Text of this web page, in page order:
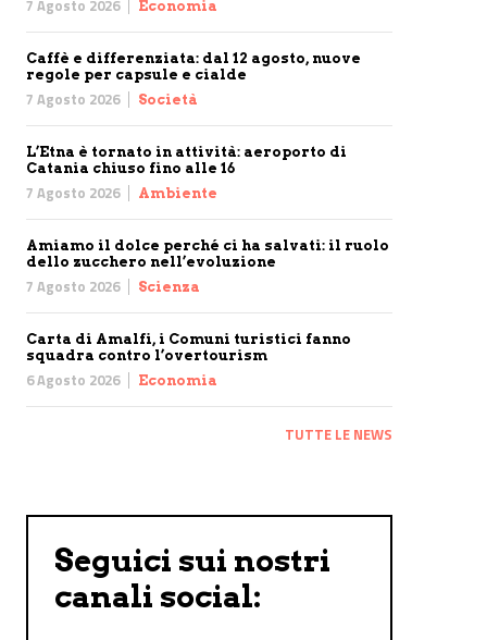
7 Agosto 2026 Economia
Caffè e differenziata: dal 12 agosto, nuove
regole per capsule e cialde
7 Agosto 2026 Società
L’Etna è tornato in attività: aeroporto di
Catania chiuso fino alle 16
7 Agosto 2026 Ambiente
Amiamo il dolce perché ci ha salvati: il ruolo
dello zucchero nell’evoluzione
7 Agosto 2026 Scienza
Carta di Amalfi, i Comuni turistici fanno
squadra contro l’overtourism
6 Agosto 2026 Economia
TUTTE LE NEWS
Seguici sui nostri
canali social: